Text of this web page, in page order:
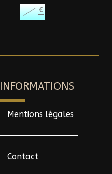
INFORMATIONS
Mentions légales
Contact